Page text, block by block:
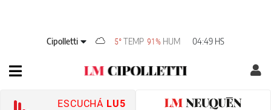
Cipolletti 5°TEMP 91% HUM 04:49 HS
ESCUCHÁ LU5